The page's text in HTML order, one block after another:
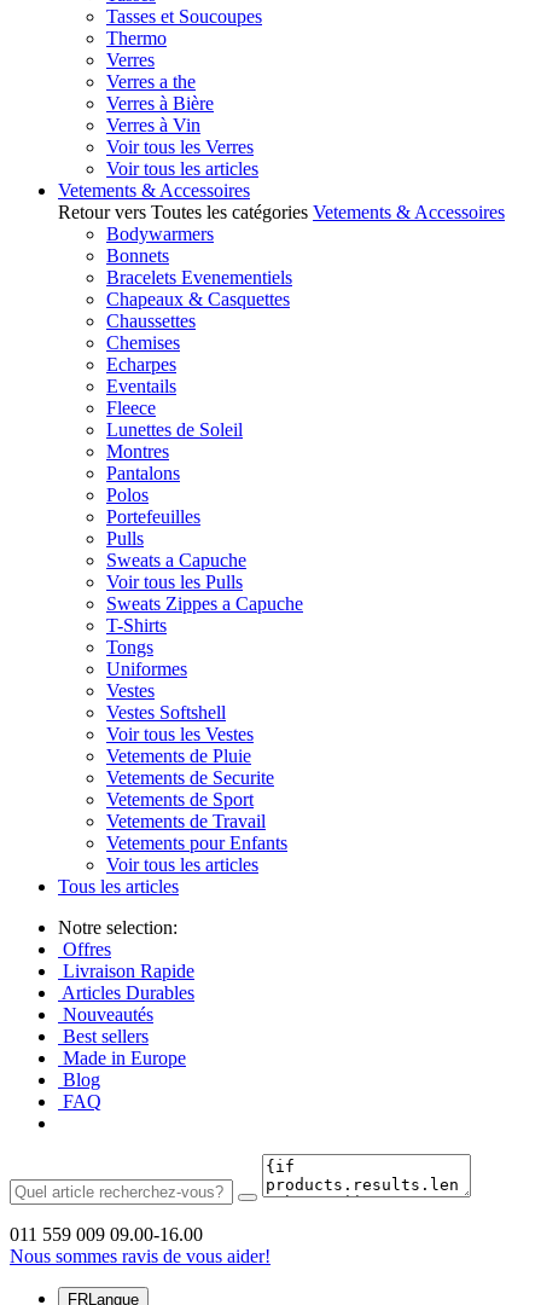
Tasses et Soucoupes
Thermo
Verres
Verres a the
Verres à Bière
Verres à Vin
Voir tous les Verres
Voir tous les articles
Vetements & Accessoires
Retour vers Toutes les catégories Vetements & Accessoires
Bodywarmers
Bonnets
Bracelets Evenementiels
Chapeaux & Casquettes
Chaussettes
Chemises
Echarpes
Eventails
Fleece
Lunettes de Soleil
Montres
Pantalons
Polos
Portefeuilles
Pulls
Sweats a Capuche
Voir tous les Pulls
Sweats Zippes a Capuche
T-Shirts
Tongs
Uniformes
Vestes
Vestes Softshell
Voir tous les Vestes
Vetements de Pluie
Vetements de Securite
Vetements de Sport
Vetements de Travail
Vetements pour Enfants
Voir tous les articles
Tous les articles
Notre selection:
Offres
Livraison Rapide
Articles Durables
Nouveautés
Best sellers
Made in Europe
Blog
FAQ
011 559 009 09.00-16.00
Nous sommes ravis de vous aider!
FRLangue